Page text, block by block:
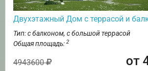
Двухэтажный Дом с террасой и
Тип: с балконом, с большой террасой
Общая площадь: 2
4943600 от